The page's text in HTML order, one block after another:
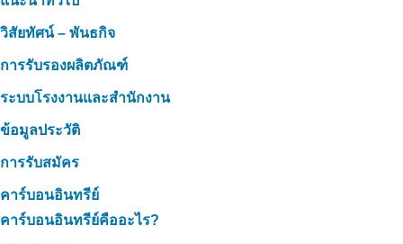
วิสัยทัศน์ – พันธกิจ
การรับรองผลิตภัณฑ์
ระบบโรงงานและสำนักงาน
ข้อมูลประวัติ
การรับสมัคร
คาร์บอนอินทรีย์
คาร์บอนอินทรีย์คืออะไร?